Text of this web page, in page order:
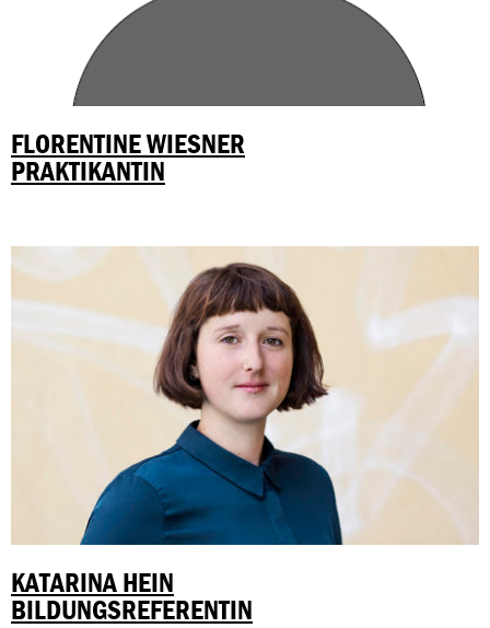
FLORENTINE WIESNER
PRAKTIKANTIN
KATARINA HEIN
BILDUNGSREFERENTIN